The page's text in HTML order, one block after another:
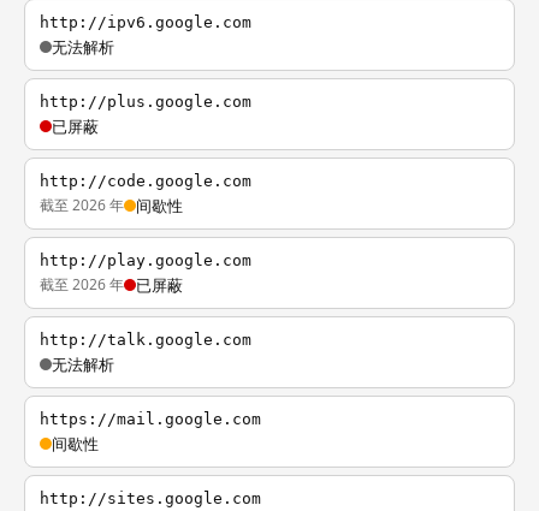
http://ipv6.google.com
无法解析
http://plus.google.com
已屏蔽
http://code.google.com
截至 2026 年 间歇性
http://play.google.com
截至 2026 年 已屏蔽
http://talk.google.com
无法解析
https://mail.google.com
间歇性
http://sites.google.com